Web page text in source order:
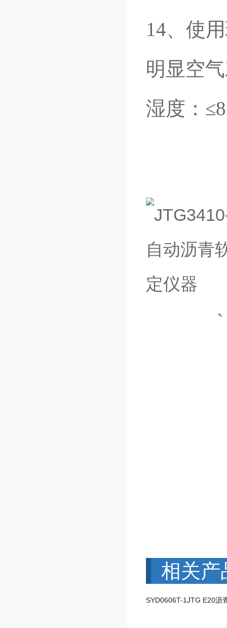
14、使
明显空
湿度：
相关产